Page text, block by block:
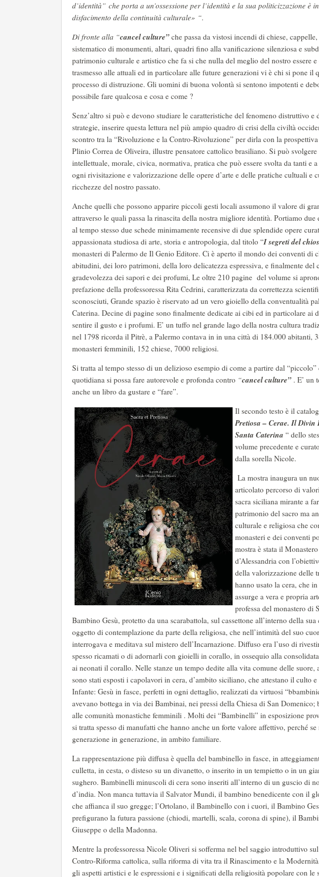
d’identità” che porta a un’ossessione per l’identità e la sua politicizzazione è
disfacimento della continuità culturale» “.
Di fronte alla “cancel culture” che passa da vistosi incendi di chiese,
sistematico di monumenti, altari, quadri fino alla vanificazione silenziosa e
patrimonio culturale e artistico che fa si che nulla del meglio del nostro essere e
trasmesso alle attuali ed in particolare alle future generazioni vi è chi si pone il
processo di distruzione. Gli uomini di buona volontà si sentono impotenti e
possibile fare qualcosa e cosa e come ?
Senz’altro si può e devono studiare le caratteristiche del fenomeno distruttivo e
strategie, inserire questa lettura nel più ampio quadro di crisi della civiltà
scontro tra la “Rivoluzione e la Contro-Rivoluzione” per dirla con la
Plinio Correa de Oliveira, illustre pensatore cattolico brasiliano. Si può
intellettuale, morale, civica, normativa, pratica che può essere svolta da tanti e
ogni rivisitazione e valorizzazione delle opere d’arte e delle pratiche cultuali e
ricchezze del nostro passato.
Anche quelli che possono apparire piccoli gesti locali assumono il valore di
attraverso le quali passa la rinascita della nostra migliore identità. Portiamo due
al tempo stesso due schede minimamente recensive di due splendide opere
appassionata studiosa di arte, storia e antropologia, dal titolo “I segreti del
monasteri di Palermo de Il Genio Editore. Ci è aperto il mondo dei conventi di
abitudini, dei loro patrimoni, della loro delicatezza espressiva, e finalmente del
gradevolezza dei sapori e dei profumi, Le oltre 210 pagine del volume si
prefazione della professoressa Rita Cedrini, caratterizzata da correttezza
sconosciuti, Grande spazio è riservato ad un vero gioiello della conventualità
Caterina. Decine di pagine sono finalmente dedicate ai cibi ed in particolare ai
sentire il gusto e i profumi. E’ un tuffo nel grande lago della nostra cultura
nel 1798 ricorda il Pitrè, a Palermo contava in in una città di 184.000 abitanti,
monasteri femminili, 152 chiese, 7000 religiosi.
Si tratta al tempo stesso di un delizioso esempio di come a partire dal
quotidiana si possa fare autorevole e profonda contro “cancel culture” . E’ un
anche un libro da gustare e “fare”.
Il secondo testo è il
Pretiosa – Cerae. Il
Santa Caterina “ dello
volume precedente e
dalla sorella Nicole.
La mostra inaugura un
articolato percorso di
sacra siciliana mirante a
patrimonio del sacro ma
culturale e religiosa che
monasteri e dei conventi
mostra è stata il
d’Alessandria con
della valorizzazione delle
hanno usato la cera, che
assurge a vera e propria
professa del monastero di
Bambino Gesù, protetto da una scarabattola, sul cassettone all’interno della
oggetto di contemplazione da parte della religiosa, che nell’intimità del suo
interrogava e meditava sul mistero dell’Incarnazione. Diffuso era l’uso di
spesso ricamati o di adornarli con gioielli in corallo, in ossequio alla
ai neonati il corallo. Nelle stanze un tempo dedite alla vita comune delle suore,
sono stati esposti i capolavori in cera, d’ambito siciliano, che attestano il culto
Infante: Gesù in fasce, perfetti in ogni dettaglio, realizzati da virtuosi
avevano bottega in via dei Bambinai, nei pressi della Chiesa di San
alle comunità monastiche femminili . Molti dei “Bambinelli” in esposizione
si tratta spesso di manufatti che hanno anche un forte valore affettivo, perché
generazione in generazione, in ambito familiare.
La rappresentazione più diffusa è quella del bambinello in fasce, in
culletta, in cesta, o disteso su un divanetto, o inserito in un tempietto o in un
sughero. Bambinelli minuscoli di cera sono inseriti all’interno di un guscio di
d’india. Non manca tuttavia il Salvator Mundi, il bambino benedicente con il
che affianca il suo gregge; l’Ortolano, il Bambinello con i cuori, il Bambino
prefigurano la futura passione (chiodi, martelli, scala, corona di spine), il
Giuseppe o della Madonna.
Mentre la professoressa Nicole Oliveri si sofferma nel bel saggio introduttivo
Contro-Riforma cattolica, sulla riforma di vita tra il Rinascimento e la
gli aspetti artistici e le espressioni e i significati della religiosità popolare con le